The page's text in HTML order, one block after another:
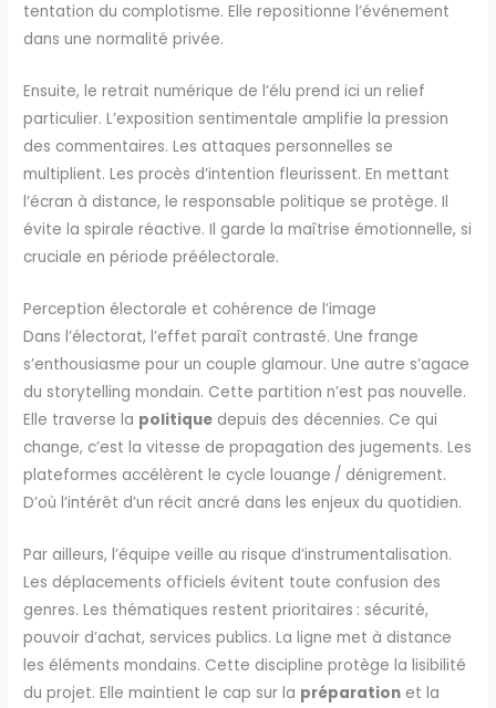
tentation du complotisme. Elle repositionne l’événement
dans une normalité privée.
Ensuite, le retrait numérique de l’élu prend ici un relief
particulier. L’exposition sentimentale amplifie la pression
des commentaires. Les attaques personnelles se
multiplient. Les procès d’intention fleurissent. En mettant
l’écran à distance, le responsable politique se protège. Il
évite la spirale réactive. Il garde la maîtrise émotionnelle, si
cruciale en période préélectorale.
Perception électorale et cohérence de l’image
Dans l’électorat, l’effet paraît contrasté. Une frange
s’enthousiasme pour un couple glamour. Une autre s’agace
du storytelling mondain. Cette partition n’est pas nouvelle.
Elle traverse la politique depuis des décennies. Ce qui
change, c’est la vitesse de propagation des jugements. Les
plateformes accélèrent le cycle louange / dénigrement.
D’où l’intérêt d’un récit ancré dans les enjeux du quotidien.
Par ailleurs, l’équipe veille au risque d’instrumentalisation.
Les déplacements officiels évitent toute confusion des
genres. Les thématiques restent prioritaires : sécurité,
pouvoir d’achat, services publics. La ligne met à distance
les éléments mondains. Cette discipline protège la lisibilité
du projet. Elle maintient le cap sur la préparation et la